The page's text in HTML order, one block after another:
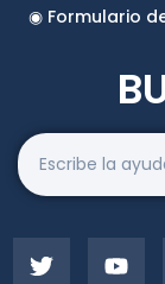
◉ Formulario